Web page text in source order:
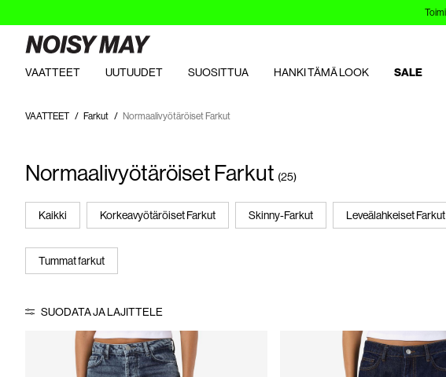
VAATTEET UUTUUDET SUOSITTUA HANKI TÄMÄ LOOK SALE
VAATTEET Farkut Normaalivyötäröiset Farkut
Normaalivyötäröiset Farkut (25)
Kaikki Korkeavyötäröiset Farkut Skinny-Farkut Leveälahkeiset Farkut
Tummat farkut
SUODATA JA LAJITTELE